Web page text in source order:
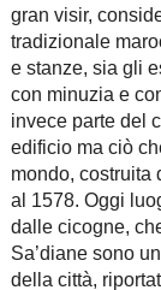
gran visir,
tradizionale
e stanze, sia gli
con minuzia e
invece parte del
edificio ma ciò
mondo, costruita
al 1578. Oggi
dalle cicogne,
Sa’diane sono
della città,